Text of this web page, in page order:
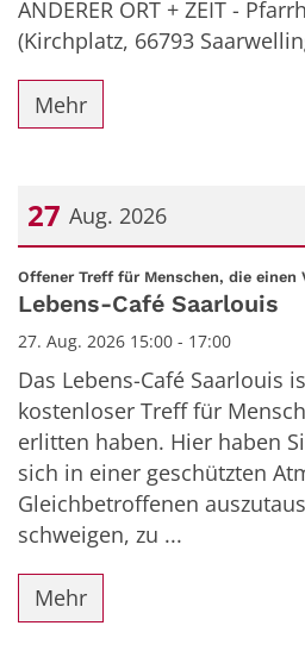
ANDERER ORT + ZEIT -
(Kirchplatz, 66793
Mehr
27 Aug. 2026
Datum: 27. August 2026
Offener Treff für Menschen, die
Lebens-Café Saarlouis
27. Aug. 2026 15:00 - 17:00
Das Lebens-Café Saarlouis
kostenloser Treff für
erlitten haben. Hier haben
sich in einer geschützten
Gleichbetroffenen
schweigen, zu ...
Mehr